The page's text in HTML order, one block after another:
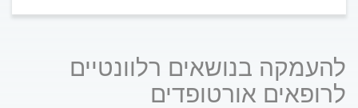
להעמקה בנושאים רלוונטיים
לרופאים אורטופדים